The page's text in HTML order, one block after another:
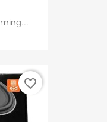
favorite_border